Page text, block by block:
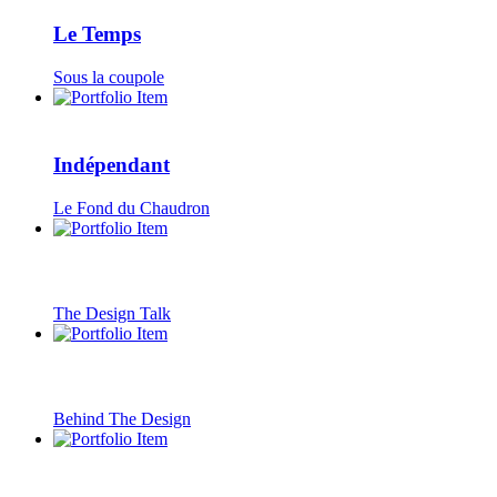
Le Temps
Sous la coupole
Indépendant
Le Fond du Chaudron
The Design Talk
Behind The Design